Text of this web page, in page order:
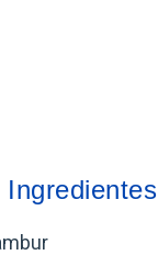
Ingredientes